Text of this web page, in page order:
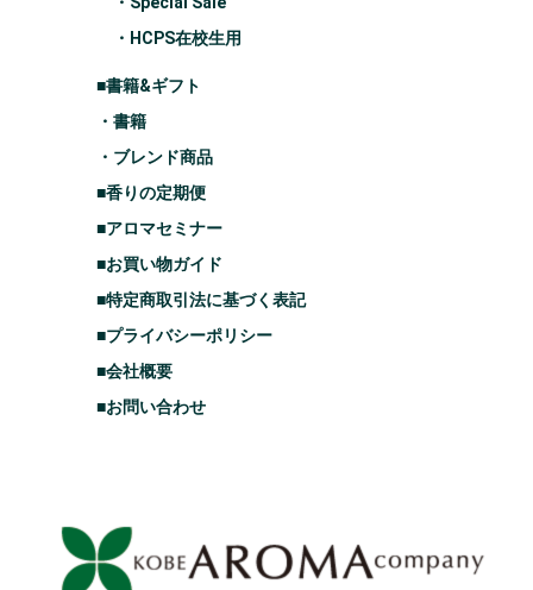
・HCPS在校生用
■書籍&ギフト
・書籍
・ブレンド商品
■香りの定期便
■アロマセミナー
■お買い物ガイド
■特定商取引法に基づく表記
■プライバシーポリシー
■会社概要
■お問い合わせ